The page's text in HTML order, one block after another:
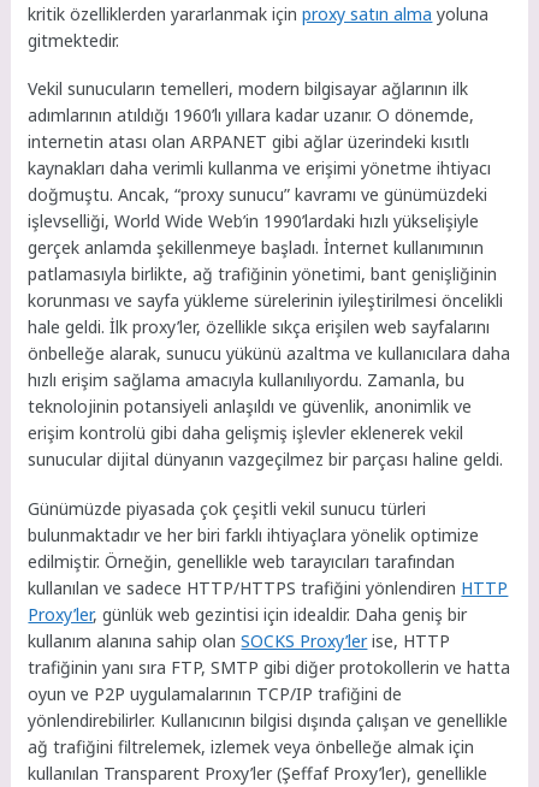
kritik özelliklerden yararlanmak içinproxy satın alma yoluna
gitmektedir.
Vekil sunucuların temelleri, modern bilgisayar ağlarının ilk
adımlarının atıldığı 1960’lı yıllara kadar uzanır. O dönemde,
internetin atası olan ARPANET gibi ağlar üzerindeki kısıtlı
kaynakları daha verimli kullanma ve erişimi yönetme ihtiyacı
doğmuştu. Ancak, “proxy sunucu” kavramı ve günümüzdeki
işlevselliği, World Wide Web’in 1990’lardaki hızlı yükselişiyle
gerçek anlamda şekillenmeye başladı. İnternet kullanımının
patlamasıyla birlikte, ağ trafiğinin yönetimi, bant genişliğinin
korunması ve sayfa yükleme sürelerinin iyileştirilmesi öncelikli
hale geldi. İlk proxy’ler, özellikle sıkça erişilen web sayfalarını
önbelleğe alarak, sunucu yükünü azaltma ve kullanıcılara daha
hızlı erişim sağlama amacıyla kullanılıyordu. Zamanla, bu
teknolojinin potansiyeli anlaşıldı ve güvenlik, anonimlik ve
erişim kontrolü gibi daha gelişmiş işlevler eklenerek vekil
sunucular dijital dünyanın vazgeçilmez bir parçası haline geldi.
Günümüzde piyasada çok çeşitli vekil sunucu türleri
bulunmaktadır ve her biri farklı ihtiyaçlara yönelik optimize
edilmiştir. Örneğin, genellikle web tarayıcıları tarafından
kullanılan ve sadece HTTP/HTTPS trafiğini yönlendiren HTTP
Proxy’ler, günlük web gezintisi için idealdir. Daha geniş bir
kullanım alanına sahip olanSOCKS Proxy’lerise, HTTP
trafiğinin yanı sıra FTP, SMTP gibi diğer protokollerin ve hatta
oyun ve P2P uygulamalarının TCP/IP trafiğini de
yönlendirebilirler. Kullanıcının bilgisi dışında çalışan ve genellikle
ağ trafiğini filtrelemek, izlemek veya önbelleğe almak için
kullanılan Transparent Proxy’ler (Şeffaf Proxy’ler), genellikle